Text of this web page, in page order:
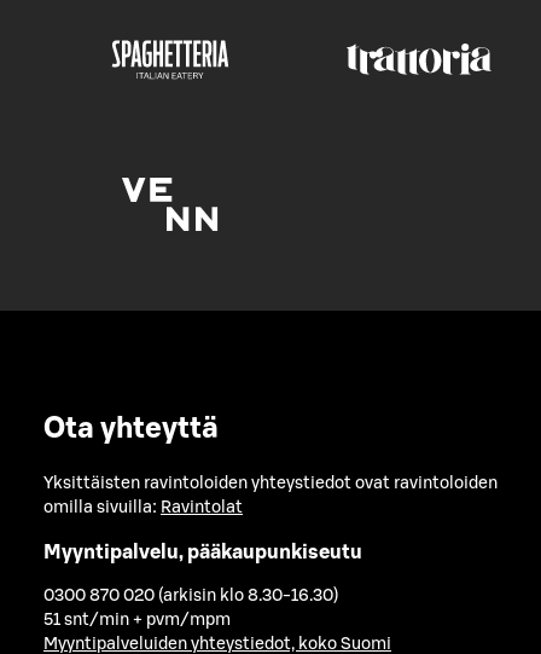
Ota yhteyttä
Yksittäisten ravintoloiden yhteystiedot ovat ravintoloiden
omilla sivuilla: Ravintolat
Myyntipalvelu, pääkaupunkiseutu
0300 870 020 (arkisin klo 8.30-16.30)
51 snt/min + pvm/mpm
Myyntipalveluiden yhteystiedot, koko Suomi